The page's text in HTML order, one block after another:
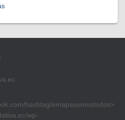
hashtag/emapasomostodos>
wp-